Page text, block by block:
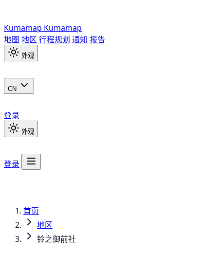
Kumamap Kumamap
地图 地区 行程规划 通知 报告
外观
CN
登录
外观
登录
首页
地区
铃之御前社